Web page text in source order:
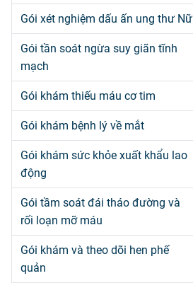
Gói xét nghiệm dấu ấn ung thư Nữ
Gói tần soát ngừa suy giãn tĩnh
mạch
Gói khám thiếu máu cơ tim
Gói khám bệnh lý về mắt
Gói khám sức khỏe xuất khẩu lao
động
Gói tầm soát đái tháo đường và
rối loạn mỡ máu
Gói khám và theo dõi hen phế
quản